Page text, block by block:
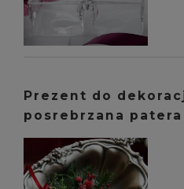
Prezent do
posrebrzana patera